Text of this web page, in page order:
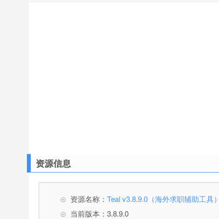
资源信息
资源名称： Teal v3.8.9.0（海外求职辅助工具
当前版本：3.8.9.0